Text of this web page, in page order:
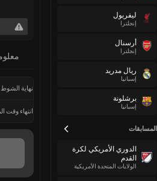
ليفربول
إنجلترا
أرسنال
إنجلترا
ريال مدريد
إسبانيا
برشلونة
إسبانيا
المسابقات
الدوري الأمريكي لكرة
القدم
الولايات المتحدة الأمريكية
نهاية الشوط
انتهاء وقت